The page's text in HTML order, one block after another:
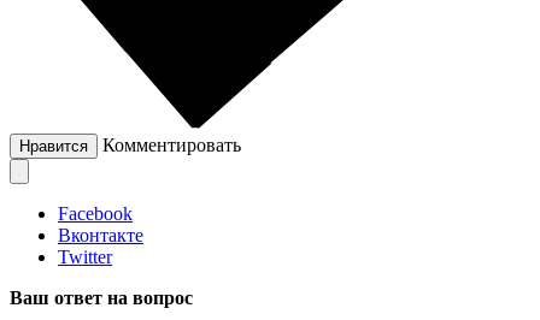
Нравится Комментировать
Facebook
Вконтакте
Twitter
Ваш ответ на вопрос